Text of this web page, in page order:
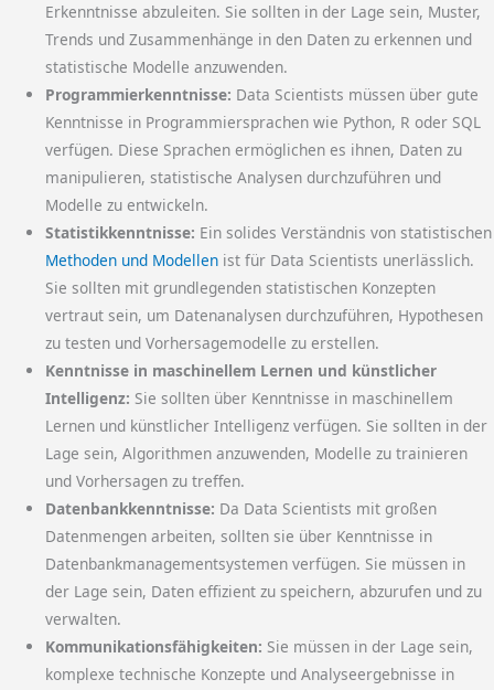
Erkenntnisse abzuleiten. Sie sollten in der Lage sein, Muster,
Trends und Zusammenhänge in den Daten zu erkennen und
statistische Modelle anzuwenden.
Programmierkenntnisse: Data Scientists müssen über gute
Kenntnisse in Programmiersprachen wie Python, R oder SQL
verfügen. Diese Sprachen ermöglichen es ihnen, Daten zu
manipulieren, statistische Analysen durchzuführen und
Modelle zu entwickeln.
Statistikkenntnisse: Ein solides Verständnis von statistischen
Methoden und Modellen ist für Data Scientists unerlässlich.
Sie sollten mit grundlegenden statistischen Konzepten
vertraut sein, um Datenanalysen durchzuführen, Hypothesen
zu testen und Vorhersagemodelle zu erstellen.
Kenntnisse in maschinellem Lernen und künstlicher
Intelligenz: Sie sollten über Kenntnisse in maschinellem
Lernen und künstlicher Intelligenz verfügen. Sie sollten in der
Lage sein, Algorithmen anzuwenden, Modelle zu trainieren
und Vorhersagen zu treffen.
Datenbankkenntnisse: Da Data Scientists mit großen
Datenmengen arbeiten, sollten sie über Kenntnisse in
Datenbankmanagementsystemen verfügen. Sie müssen in
der Lage sein, Daten effizient zu speichern, abzurufen und zu
verwalten.
Kommunikationsfähigkeiten: Sie müssen in der Lage sein,
komplexe technische Konzepte und Analyseergebnisse in